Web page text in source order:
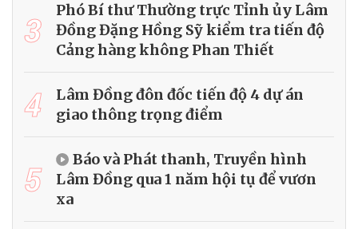
3
Phó Bí thư Thường trực Tỉnh ủy Lâm
Đồng Đặng Hồng Sỹ kiểm tra tiến độ
Cảng hàng không Phan Thiết
4
Lâm Đồng đôn đốc tiến độ 4 dự án
giao thông trọng điểm
5
Báo và Phát thanh, Truyền hình
Lâm Đồng qua 1 năm hội tụ để vươn
xa